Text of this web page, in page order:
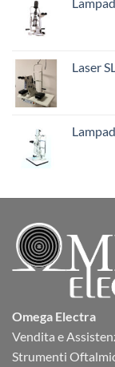
Laser
Omega Electra
Vendita e
Strumenti